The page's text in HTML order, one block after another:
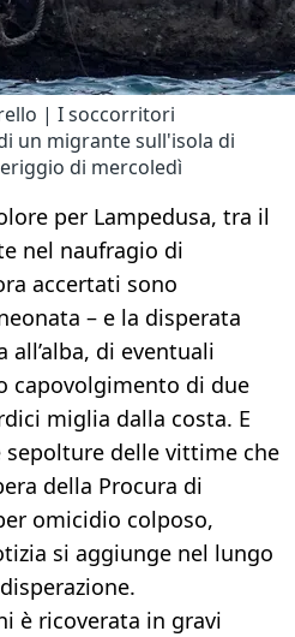
| I soccorritori
un migrante sull'isola di
di mercoledì
per Lampedusa, tra il
nel naufragio di
accertati sono
– e la disperata
all’alba, di eventuali
capovolgimento di due
miglia dalla costa. E
delle vittime che
della Procura di
omicidio colposo,
si aggiunge nel lungo
è ricoverata in gravi